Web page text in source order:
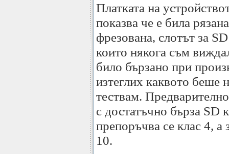
Платката на
показва че е била
фрезована, слотът за
които някога съм
било бързано при
изтеглих каквото беше
тествам.
с достатъчно бърза SD
препоръчва се клас 4, а
10.